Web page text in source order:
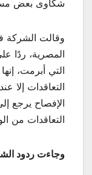
شكاوى بعض
وقالت الشركة
المصرية، ردًا
التي أبرمت،
التعاقدات إلا
الإفصاح يرجع
التعاقدات من
وجاءت ردود